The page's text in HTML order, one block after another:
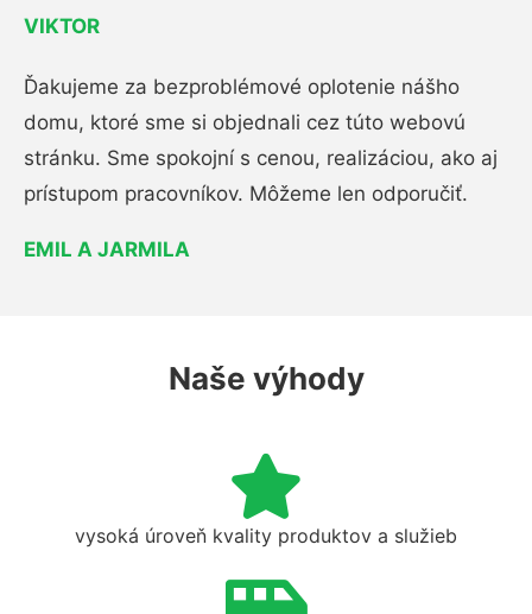
VIKTOR
Ďakujeme za bezproblémové oplotenie nášho
domu, ktoré sme si objednali cez túto webovú
stránku. Sme spokojní s cenou, realizáciou, ako aj
prístupom pracovníkov. Môžeme len odporučiť.
EMIL A JARMILA
Naše výhody
vysoká úroveň kvality produktov a služieb